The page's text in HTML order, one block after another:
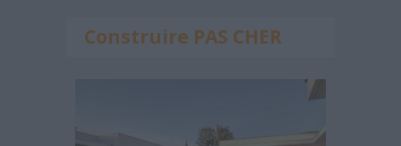
Construire PAS CHER